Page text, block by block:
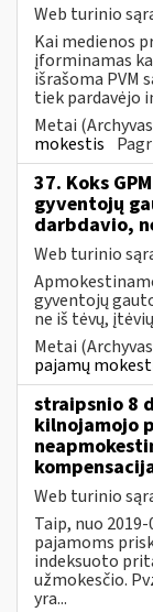
Web turinio
Kai medienos
įforminamas
išrašoma PVM
tiek pardavėjo
Metai
mokestis
37. Koks
gyventojų
darbdavio,
Web turinio
gyventojų
ne iš tėvų,
Metai
pajamų
straipsnio 8
kilnojamojo
Web turinio
Taip, nuo
pajamoms
indeksuoto
užmokesčio.
yra...